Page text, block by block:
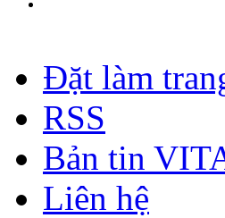
Đặt làm
RSS
Bản tin
Liên hệ